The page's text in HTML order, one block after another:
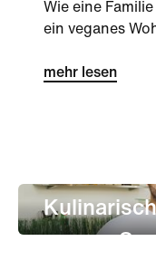
Wie eine
ein veganes
mehr lesen
aspern